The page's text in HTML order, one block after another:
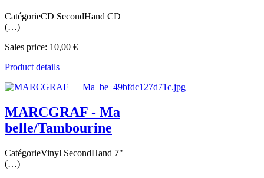
CatégorieCD SecondHand CD
(…)
Sales price: 10,00 €
Product details
MARCGRAF - Ma
belle/Tambourine
CatégorieVinyl SecondHand 7"
(…)